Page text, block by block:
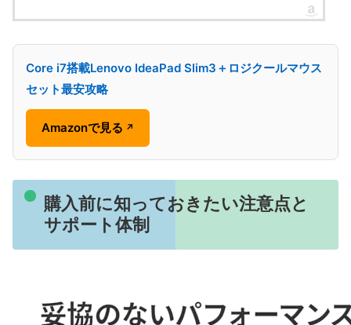
Core i7搭載Lenovo IdeaPad Slim3＋ロジクールマウス
セット最安攻略
Amazonで見る ↗
購入前に知っておきたい注意点と
サポート体制